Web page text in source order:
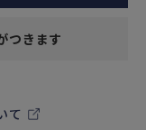
つきます
て